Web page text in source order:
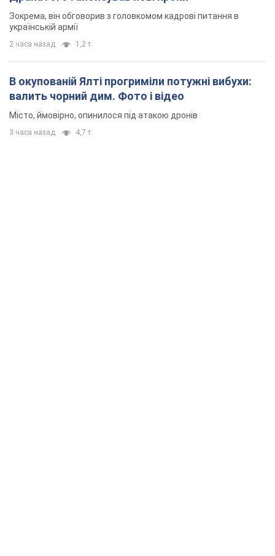
Зокрема, він обговорив з головкомом кадрові питання в
українській армії
2 часа назад 1,2 т.
В окупованій Ялті прогриміли потужні вибухи:
валить чорний дим. Фото і відео
Місто, ймовірно, опинилося під атакою дронів
3 часа назад 4,7 т.